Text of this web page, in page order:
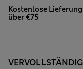
Kostenlose
über €75